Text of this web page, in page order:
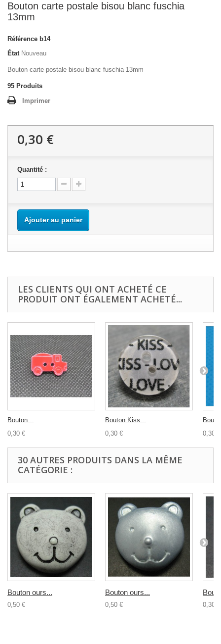
Bouton carte postale bisou blanc fuschia
13mm
Référence b14
État Nouveau
Bouton carte postale bisou blanc fuschia 13mm
95 Produits
Imprimer
0,30 €
Quantité :
Ajouter au panier
LES CLIENTS QUI ONT ACHETÉ CE
PRODUIT ONT ÉGALEMENT ACHETÉ...
Bouton...
0,30 €
Bouton Kiss...
0,30 €
0,30 €
30 AUTRES PRODUITS DANS LA MÊME
CATÉGORIE :
Bouton ours...
0,50 €
Bouton ours...
0,50 € 0,30 €